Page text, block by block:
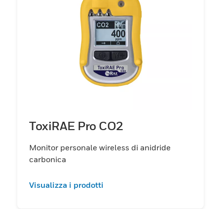
ToxiRAE Pro CO2
Monitor personale wireless di anidride
carbonica
Visualizza i prodotti